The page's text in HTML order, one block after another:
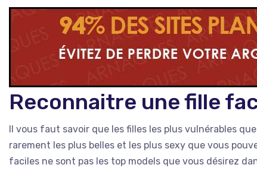
Reconnaitre une fille
Il vous faut savoir que les filles les plus vulnérables
rarement les plus belles et les plus sexy que vous
faciles ne sont pas les top models que vous désirez